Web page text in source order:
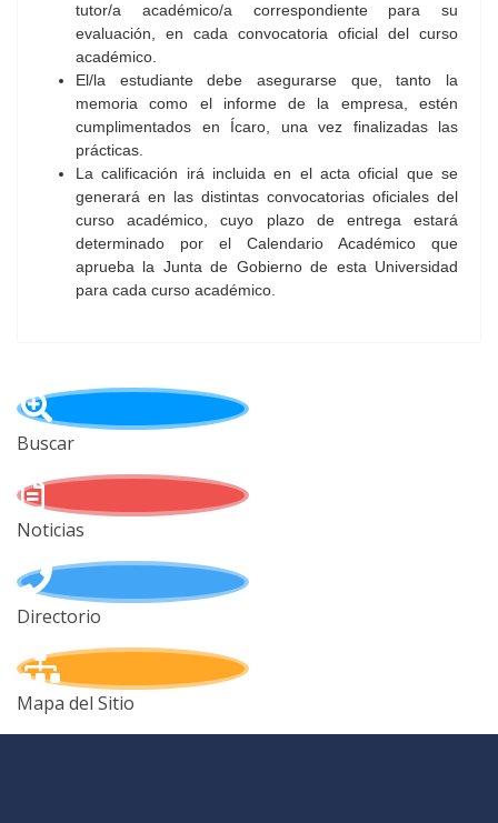
tutor/a académico/a correspondiente para su
evaluación, en cada convocatoria oficial del curso
académico.
El/la estudiante debe asegurarse que, tanto la
memoria como el informe de la empresa, estén
cumplimentados en Ícaro, una vez finalizadas las
prácticas.
La calificación irá incluida en el acta oficial que se
generará en las distintas convocatorias oficiales del
curso académico, cuyo plazo de entrega estará
determinado por el Calendario Académico que
aprueba la Junta de Gobierno de esta Universidad
para cada curso académico.
Buscar
Noticias
Directorio
Mapa del Sitio